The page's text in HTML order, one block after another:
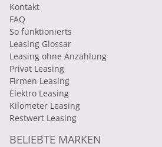
Kontakt
FAQ
So funktionierts
Leasing Glossar
Leasing ohne Anzahlung
Privat Leasing
Firmen Leasing
Elektro Leasing
Kilometer Leasing
Restwert Leasing
BELIEBTE MARKEN